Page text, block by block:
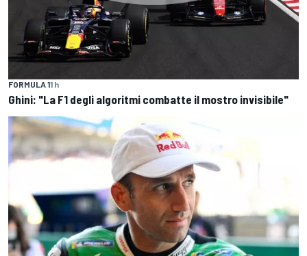
FORMULA 11 h
Ghini: "La F1 degli algoritmi combatte il mostro invisibile"